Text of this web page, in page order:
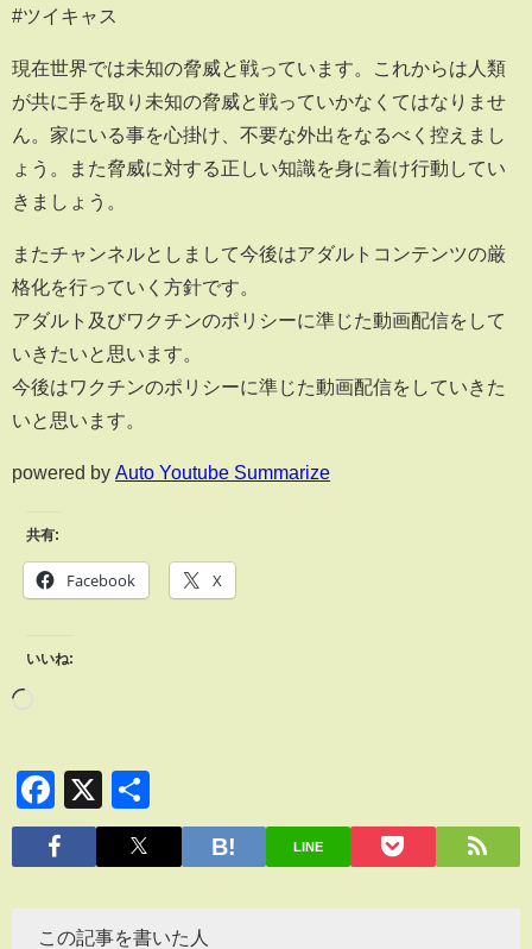
#ツイキャス
現在世界では未知の脅威と戦っています。これからは人類
が共に手を取り未知の脅威と戦っていかなくてはなりませ
ん。家にいる事を心掛け、不要な外出をなるべく控えまし
ょう。また脅威に対する正しい知識を身に着け行動してい
きましょう。
またチャンネルとしまして今後はアダルトコンテンツの厳
格化を行っていく方針です。
アダルト及びワクチンのポリシーに準じた動画配信をして
いきたいと思います。
今後はワクチンのポリシーに準じた動画配信をしていきた
いと思います。
powered by Auto Youtube Summarize
共有:
Facebook X
いいね:
Facebook
X
有
LINE
この記事を書いた人